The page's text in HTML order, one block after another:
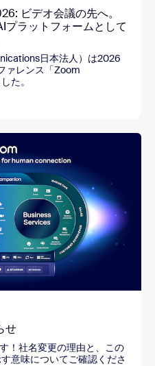
ビデオ会議の先へ。
プラットフォームとして
日本法人）は2026
ァレンス「Zoom
た。
せ
！社名変更の理由と、この
意味についてご確認くださ